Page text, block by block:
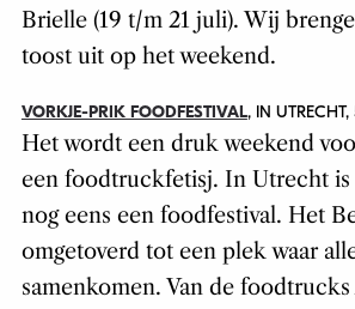
Brielle (19 t/m 21 juli). Wij
toost uit op het weekend.
VORKJE-PRIK FOODFESTIVAL, IN
Het wordt een druk weekend
een foodtruckfetisj. In Utrecht
nog eens een foodfestival. Het
omgetoverd tot een plek waar
samenkomen. Van de